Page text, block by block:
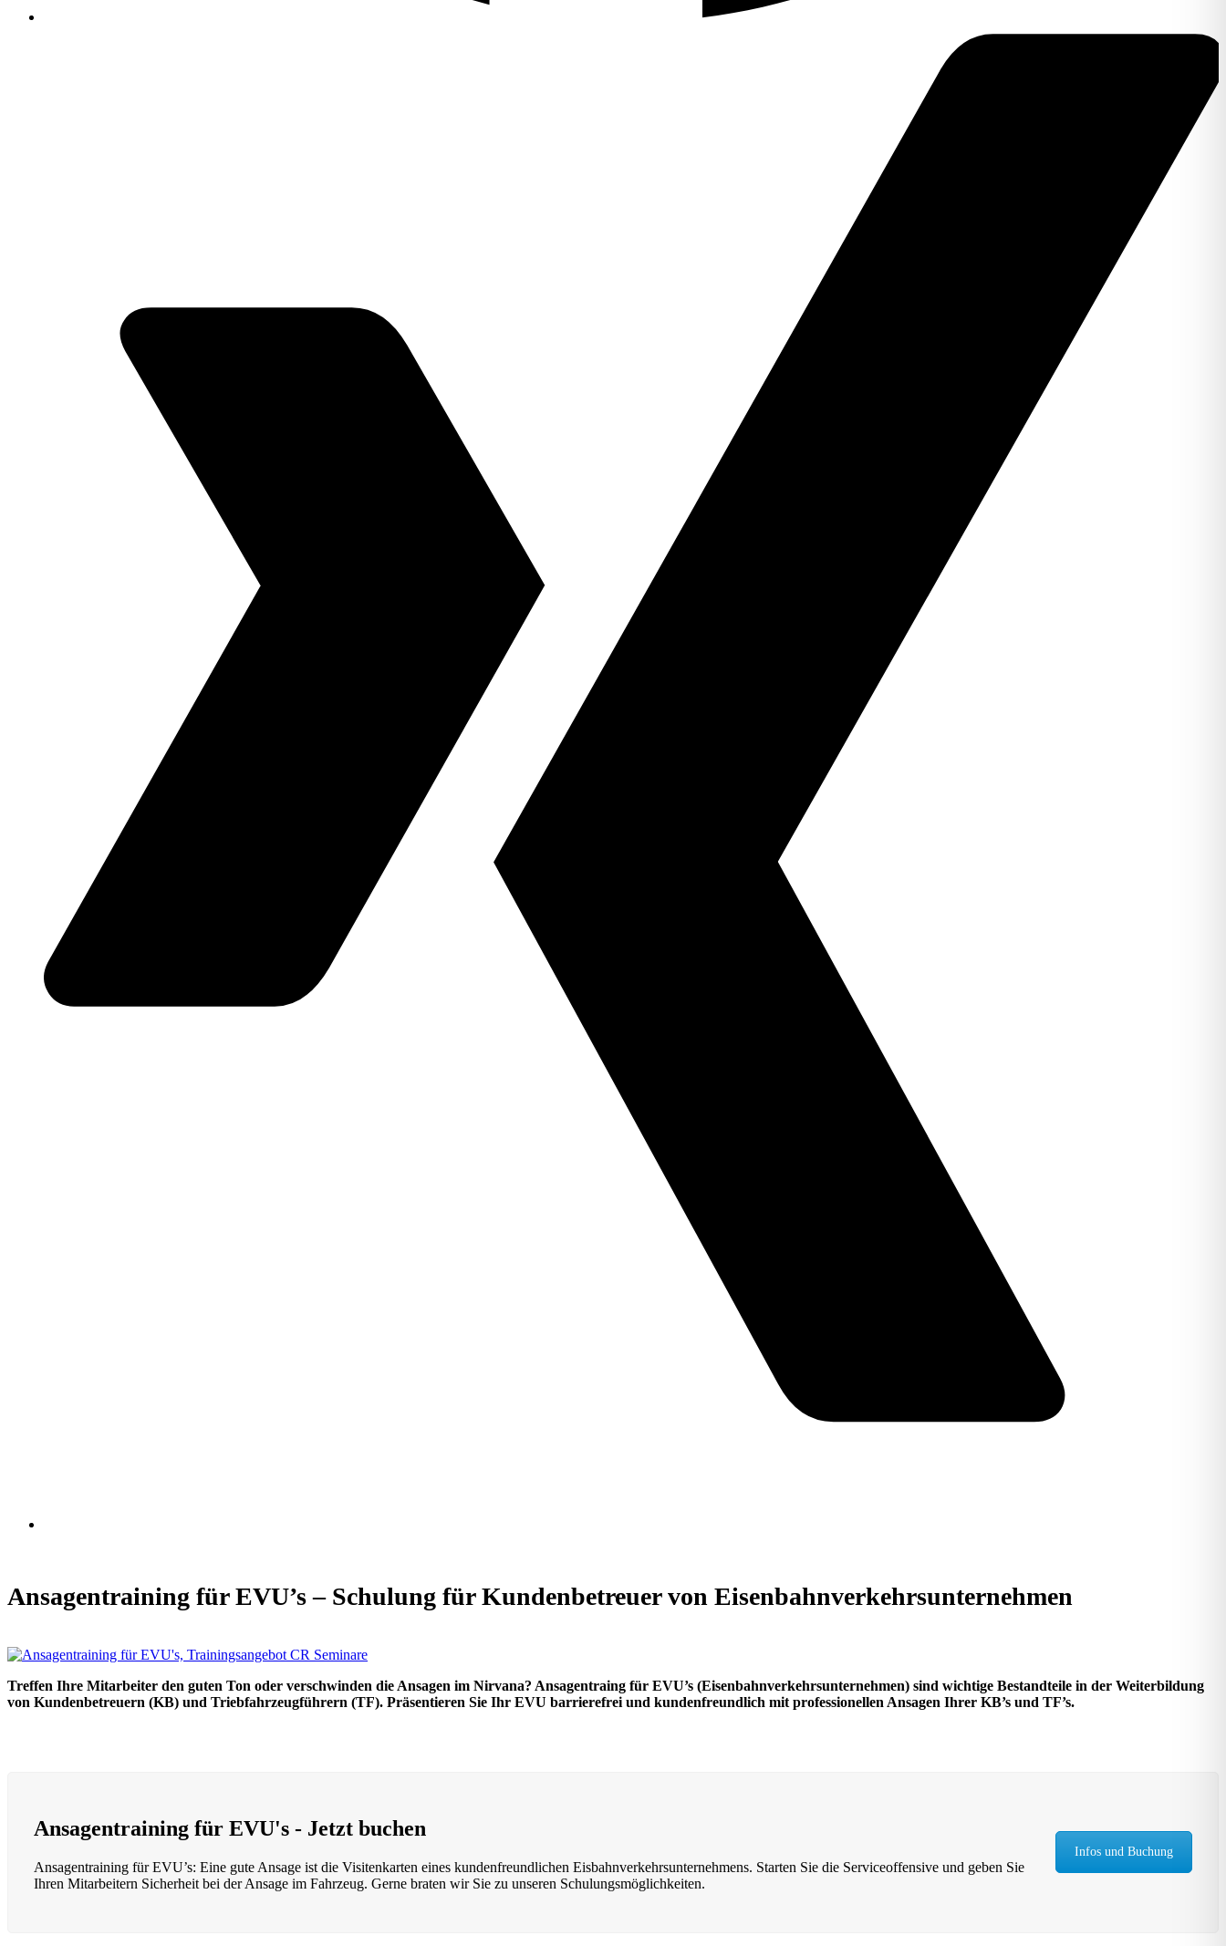
menu
menu
Ansagentraining für EVU’s – Schulung für Kundenbetreuer von Eisenbahnverkehrsunternehmen
Treffen Ihre Mitarbeiter den guten Ton oder verschwinden die Ansagen im Nirvana? Ansagentraing für EVU’s (Eisenbahnverkehrsunternehmen) sind wichtige Bestandteile in der Weiterbildung
von Kundenbetreuern (KB) und Triebfahrzeugführern (TF). Präsentieren Sie Ihr EVU barrierefrei und kundenfreundlich mit professionellen Ansagen Ihrer KB’s und TF’s.
Ansagentraining für EVU's - Jetzt buchen
Ansagentraining für EVU’s: Eine gute Ansage ist die Visitenkarten eines kundenfreundlichen Eisbahnverkehrsunternehmens. Starten Sie die Serviceoffensive und geben Sie
Ihren Mitarbeitern Sicherheit bei der Ansage im Fahrzeug. Gerne braten wir Sie zu unseren Schulungsmöglichkeiten.
Infos und Buchung